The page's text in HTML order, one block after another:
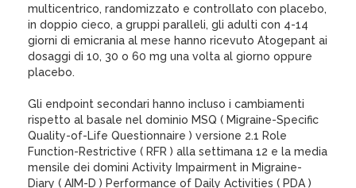
multicentrico, randomizzato e controllato con placebo,
in doppio cieco, a gruppi paralleli, gli adulti con 4-14
giorni di emicrania al mese hanno ricevuto Atogepant ai
dosaggi di 10, 30 o 60 mg una volta al giorno oppure
placebo.
Gli endpoint secondari hanno incluso i cambiamenti
rispetto al basale nel dominio MSQ ( Migraine-Specific
Quality-of-Life Questionnaire ) versione 2.1 Role
Function-Restrictive ( RFR ) alla settimana 12 e la media
mensile dei domini Activity Impairment in Migraine-
Diary ( AIM-D ) Performance of Daily Activities ( PDA )